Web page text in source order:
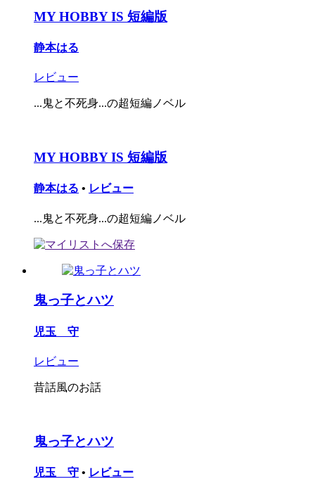
MY HOBBY IS 短編版
静本はる
レビュー
...鬼と不死身...の超短編ノベル
MY HOBBY IS 短編版
静本はる • レビュー
...鬼と不死身...の超短編ノベル
鬼っ子とハツ
児玉 守
レビュー
昔話風のお話
鬼っ子とハツ
児玉 守 • レビュー